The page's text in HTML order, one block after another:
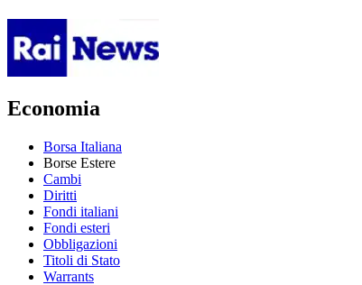
Economia
Borsa Italiana
Borse Estere
Cambi
Diritti
Fondi italiani
Fondi esteri
Obbligazioni
Titoli di Stato
Warrants